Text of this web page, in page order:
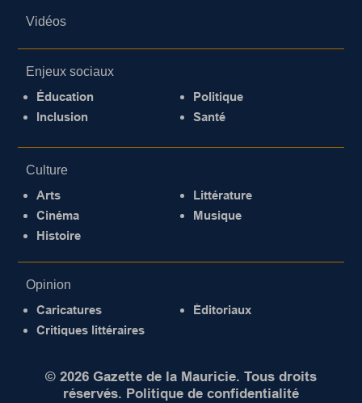
Vidéos
Enjeux sociaux
Éducation
Inclusion
Politique
Santé
Culture
Arts
Cinéma
Histoire
Littérature
Musique
Opinion
Caricatures
Critiques littéraires
Éditoriaux
© 2026 Gazette de la Mauricie. Tous droits
réservés. Politique de confidentialité